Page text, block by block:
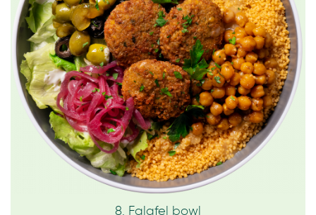
8. Falafel bowl